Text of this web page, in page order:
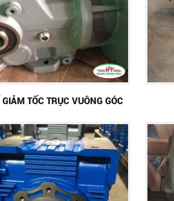
TỐC TRỤC VUÔNG GÓC